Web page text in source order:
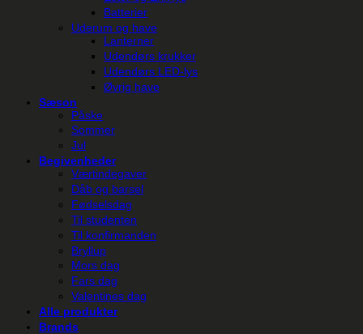
Batterier
Uderum og have
Lanterner
Udendørs krukker
Udendørs LED-lys
Øvrig have
Sæson
Påske
Sommer
Jul
Begivenheder
Værtindegaver
Dåb og barsel
Fødselsdag
Til studenten
Til konfirmanden
Bryllup
Mors dag
Fars dag
Valentines dag
Alle produkter
Brands